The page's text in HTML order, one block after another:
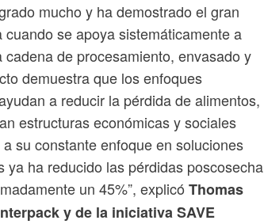
mucho y ha demostrado el gran
cuando se apoya sistemáticamente a
cadena de procesamiento, envasado y
demuestra que los enfoques
a reducir la pérdida de alimentos,
estructuras económicas y sociales
su constante enfoque en soluciones
ya ha reducido las pérdidas poscosecha
un 45%”, explicó Thomas
y de la iniciativa SAVE